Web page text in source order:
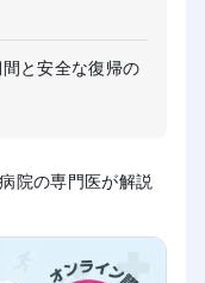
と安全な復帰の
院の専門医が解説